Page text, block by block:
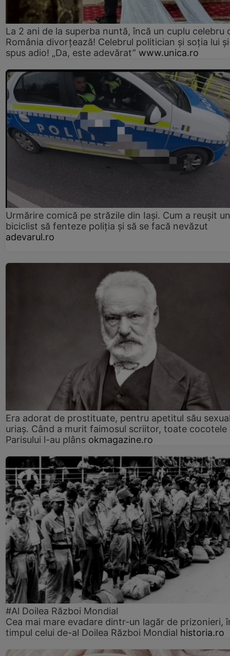
La 2 ani de la superba nuntă, încă un cuplu celebru
România divorțează! Celebrul politician și soția lui
spus adio! „Da, este adevărat” www.unica.ro
Urmărire comică pe străzile din Iași. Cum a reușit un
biciclist să fenteze poliția și să se facă nevăzut
adevarul.ro
Era adorat de prostituate, pentru apetitul său
uriaș. Când a murit faimosul scriitor, toate cocotele
Parisului l-au plâns okmagazine.ro
#Al Doilea Război Mondial
Cea mai mare evadare dintr-un lagăr de prizonieri,
timpul celui de-al Doilea Război Mondial historia.ro